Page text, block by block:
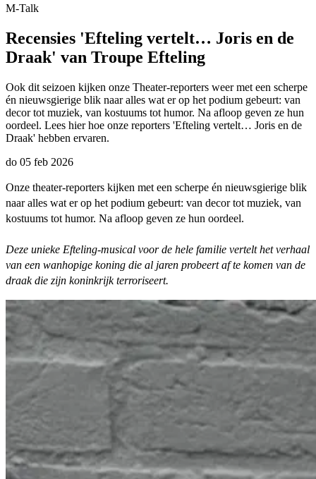
M-Talk
Recensies 'Efteling vertelt… Joris en de
Draak' van Troupe Efteling
Ook dit seizoen kijken onze Theater-reporters weer met een scherpe
én nieuwsgierige blik naar alles wat er op het podium gebeurt: van
decor tot muziek, van kostuums tot humor. Na afloop geven ze hun
oordeel. Lees hier hoe onze reporters 'Efteling vertelt… Joris en de
Draak' hebben ervaren.
do 05 feb 2026
Onze theater-reporters kijken met een scherpe én nieuwsgierige blik
naar alles wat er op het podium gebeurt: van decor tot muziek, van
kostuums tot humor. Na afloop geven ze hun oordeel.
Deze unieke Efteling-musical voor de hele familie vertelt het verhaal
van een wanhopige koning die al jaren probeert af te komen van de
draak die zijn koninkrijk terroriseert.